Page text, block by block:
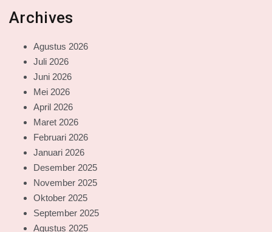
Archives
Agustus 2026
Juli 2026
Juni 2026
Mei 2026
April 2026
Maret 2026
Februari 2026
Januari 2026
Desember 2025
November 2025
Oktober 2025
September 2025
Agustus 2025